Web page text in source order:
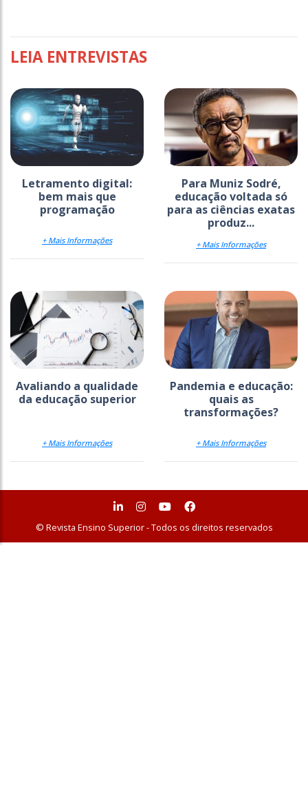
LEIA ENTREVISTAS
Letramento digital:
bem mais que
programação
+ Mais Informações
Para Muniz Sodré,
educação voltada só
para as ciências exatas
produz...
+ Mais Informações
Avaliando a qualidade
da educação superior
+ Mais Informações
Pandemia e educação:
quais as
transformações?
+ Mais Informações
© Revista Ensino Superior - Todos os direitos reservados